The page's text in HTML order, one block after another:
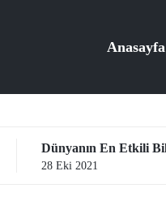
Anasayfa
28 Eki 2021